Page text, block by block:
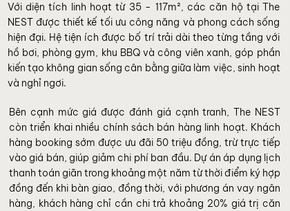
Với diện tích linh hoạt từ 35 - 117m², các căn hộ tại The
NEST được thiết kế tối ưu công năng và phong cách sống
hiện đại. Hệ tiện ích được bố trí trải dài theo từng tầng với
hồ bơi, phòng gym, khu BBQ và công viên xanh, góp phần
kiến tạo không gian sống cân bằng giữa làm việc, sinh hoạt
và nghỉ ngơi.
Bên cạnh mức giá được đánh giá cạnh tranh, The NEST
còn triển khai nhiều chính sách bán hàng linh hoạt. Khách
hàng booking sớm được ưu đãi 50 triệu đồng, trừ trực tiếp
vào giá bán, giúp giảm chi phí ban đầu. Dự án áp dụng lịch
thanh toán giãn trong khoảng một năm từ thời điểm ký hợp
đồng đến khi bàn giao, đồng thời, với phương án vay ngân
hàng, khách hàng chỉ cần chi trả khoảng 20% giá trị căn